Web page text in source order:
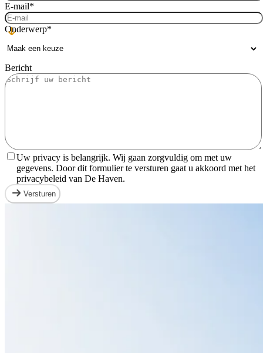
E-mail*
Onderwerp*
Bericht
Uw privacy is belangrijk. Wij gaan zorgvuldig om met uw
gegevens. Door dit formulier te versturen gaat u akkoord met het
privacybeleid van De Haven.
Versturen